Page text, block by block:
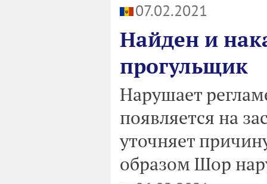
07.02.2021
Найден и
прогульщик
Нарушает
появляется на
уточняет
образом Шор